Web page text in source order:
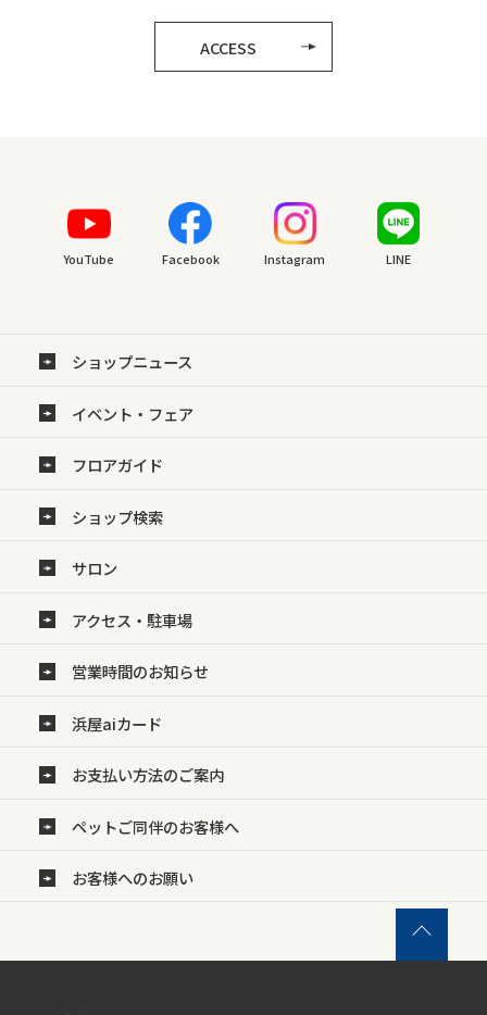
ACCESS
YouTube Facebook Instagram LINE
ショップニュース
イベント・フェア
フロアガイド
ショップ検索
サロン
アクセス・駐車場
営業時間のお知らせ
浜屋aiカード
お支払い方法のご案内
ペットご同伴のお客様へ
お客様へのお願い